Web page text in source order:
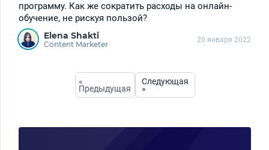
программу. Как же сократить расходы на онлайн-
обучение, не рискуя пользой?
Elena Shakti
Content Marketer 20 января 2022
«
Предыдущая
Следующая
»